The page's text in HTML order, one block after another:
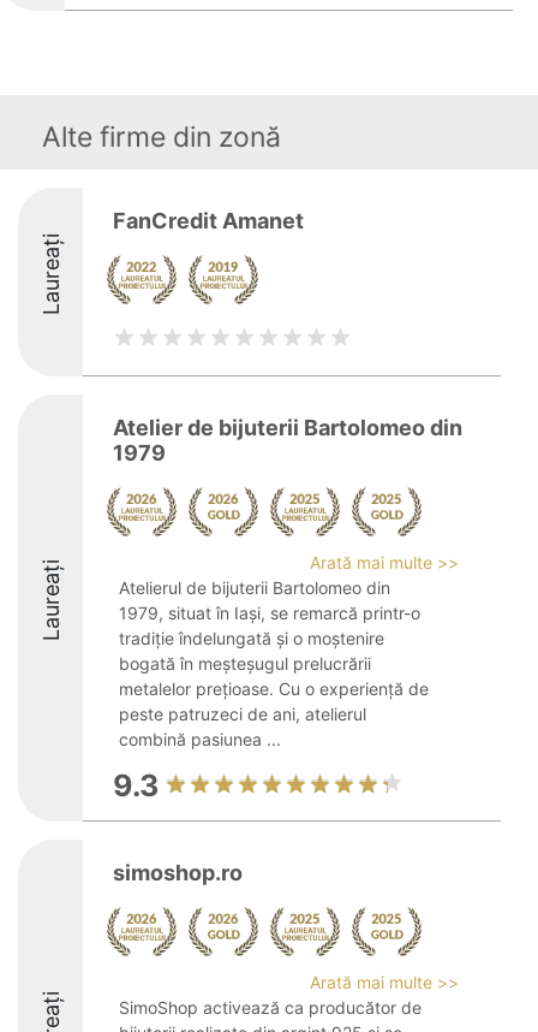
Alte firme din zonă
Laureați
FanCredit Amanet
Laureați
Atelier de bijuterii Bartolomeo din
1979
Arată mai multe >>
Atelierul de bijuterii Bartolomeo din
1979, situat în Iași, se remarcă printr-o
tradiție îndelungată și o moștenire
bogată în meșteșugul prelucrării
metalelor prețioase. Cu o experiență de
peste patruzeci de ani, atelierul
combină pasiunea ...
9.3
simoshop.ro
Arată mai multe >>
SimoShop activează ca producător de